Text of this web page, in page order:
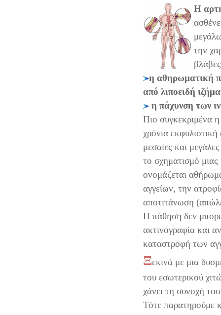
Η
την
η αθηρωματική
από λιποειδή
η πάχυνση των
Πιο συγκεκριμένα
χρόνια εκφυλιστική
μεσαίες και
το σχηματισμό
ονομάζεται
αγγείων, την
αποτιτάνωση
Η πάθηση δεν
ακτινογραφία και
καταστροφή των
Ξεκινά με μια
του εσωτερικού
χάνει τη συνοχή
Τότε παρατηρούμε